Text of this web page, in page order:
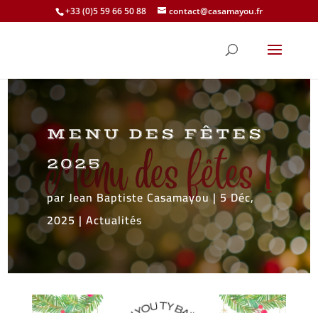
+33 (0)5 59 66 50 88 contact@casamayou.fr
MENU DES FÊTES
2025
parJean Baptiste Casamayou|5 Déc,
2025 |Actualités